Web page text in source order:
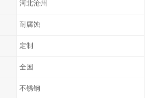
河北沧州
耐腐蚀
定制
全国
不锈钢